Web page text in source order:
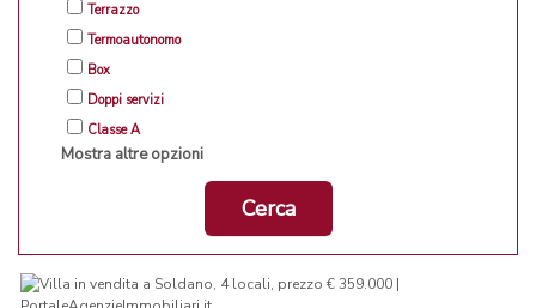
Terrazzo
Termoautonomo
Box
Doppi servizi
Classe A
Mostra altre opzioni
Cerca